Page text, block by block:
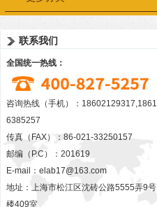
联系我们
全国统一热线：
咨询热线（手机）：18602129317,1861
6385257
传真（FAX）：86-021-33250157
邮编（P.C）：201619
E-mail： elab17@163.com
地址：上海市松江区沈砖公路5555弄9号
楼409室